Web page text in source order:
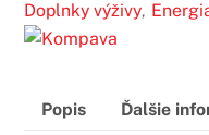
Doplnky výživy,
Popis Ďalšie